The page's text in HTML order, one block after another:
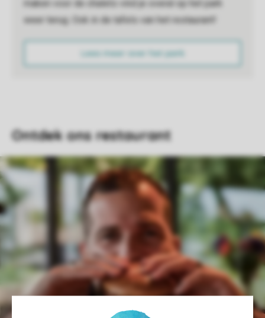
maken voor de chalets vind je overal op het park
weer terug. Ook in de tafels van het restaurant!
Lees meer over het park
Ontdek ons restaurant